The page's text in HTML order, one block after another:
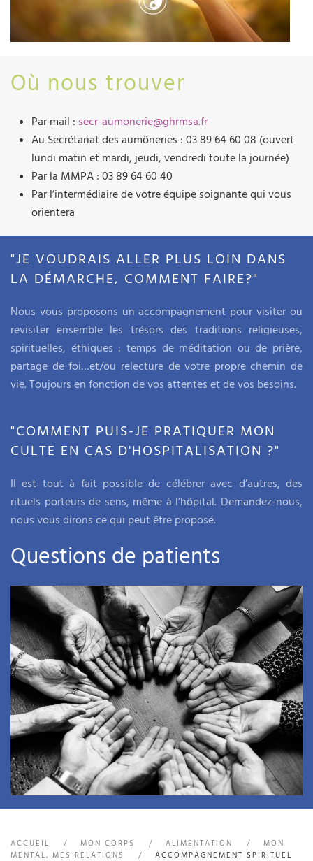
Où nous trouver
Par mail : secr-aumonerie@ghrmsa.fr
Au Secrétariat des aumôneries : 03 89 64 60 08 (ouvert
lundi matin et mardi, jeudi, vendredi toute la journée)
Par la MMPA : 03 89 64 60 40
Par l’intermédiaire de votre équipe soignante qui vous
orientera
"JE VOUDRAIS ALLER PLUS LOIN DANS
LA DÉMARCHE, COMMENT FAIRE?"
Nous vous proposons un accompagnement pour visiter ou
revisiter ensemble les trésors des traditions religieuses,
spirituelles, éthiques : temps de méditation ou de prière,
partage de foi…et/ou relecture de votre propre chemin de
vie. Toujours en fonction de vos attentes et de vos besoins.
"COMMENT PUIS-JE PRATIQUER MON
CULTE EN CAS D'HOSPITALISATION ?"
Il est tout à fait possible de célébrer avec d’autres, des
rituels porteurs de sens, même à l’hôpital. Demandez-nous,
nous vous dirons ce qui peut être proposé.
Questions de patients
ACCUEIL MON CORPS ALIMENTATION
MON
MENTAL, MES RELATIONS
ACCOMPAGNEMENT SPIRITUEL